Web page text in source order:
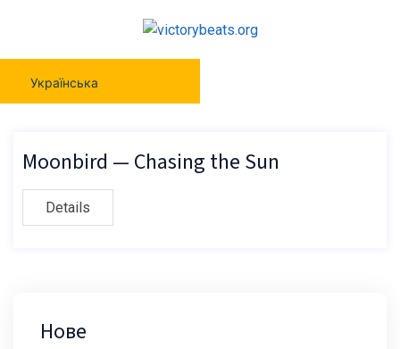
Українська
Moonbird — Chasing the Sun
Details
Нове